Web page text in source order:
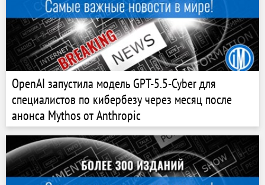
OpenAI запустила модель GPT-5.5-Cyber для
специалистов по кибербезу через месяц после
анонса Mythos от Anthropic